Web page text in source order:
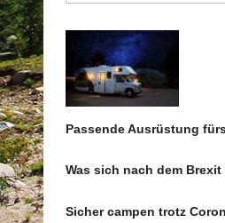
Passende Ausrüstung
Was sich nach dem Brexit
Sicher campen trotz